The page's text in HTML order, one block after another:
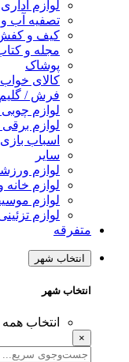
لوازم
تصفیه آب و
کیف و
مجله و
پوشاک
کالای خواب
فرش / گلیم
لوازم
لوازم
اسباب بازی
سایر
لوازم
لوازم خانه
لوازم
لوازم
متفرقه
انتخاب شهر
انتخاب شهر
انتخاب همه
×